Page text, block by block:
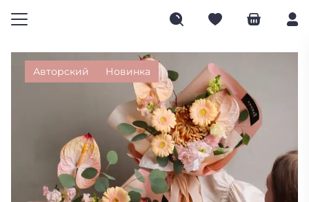
Авторский Новинка